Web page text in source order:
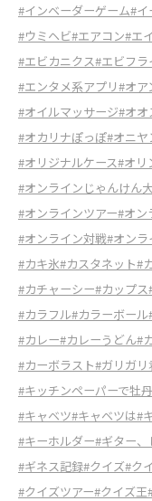
#インベーダーゲーム#イ
#ウミヘビ#エアコン#エ
#エビカニクス#エビフラ
#エンタメ系アプリ#オア
#オイルマッサージ#オオ
#オカリナぽっぽ#オニヤ
#オリジナルケース#オリ
#オンラインじゃんけん
#オンラインツアー#オン
#オンライン対戦#オンラ
#カキ氷#カスタネット#
#カチャーシー#カップス
#カラフル#カラーボール
#カレー#カレーうどん#
#カーボラスト#ガリガリ
#キッチンペーパーで牡
#キャベツ#キャベツは#
#キーホルダー#ギター、
#ギネス記録#クイズ#ク
#クイズツアー#クイズ王